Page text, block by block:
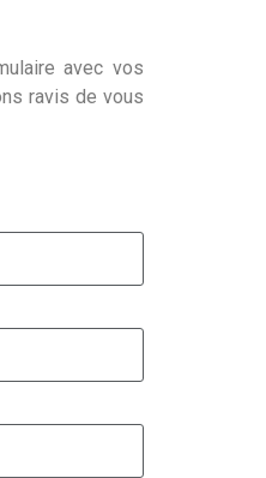
avec vos
ravis de vous